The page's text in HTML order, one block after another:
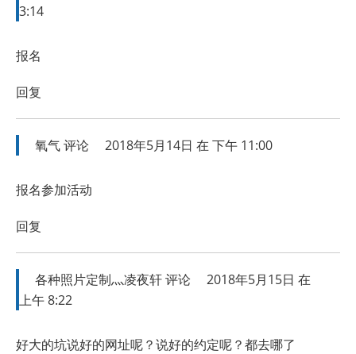
3:14
报名
回复
氧气评论 2018年5月14日 在 下午 11:00
报名参加活动
回复
各种照片定制灬凌夜轩评论
2018年5月15日 在
上午 8:22
好大的坑说好的网址呢？说好的约定呢？都去哪了